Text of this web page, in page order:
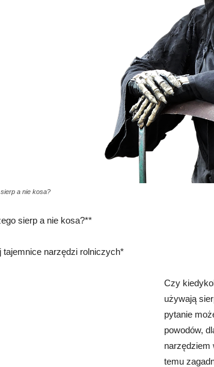
a nie kosa?
sierp a nie kosa?**
tajemnice narzędzi rolniczych*
Czy
używają
pytanie
powodów,
narzędziem
temu